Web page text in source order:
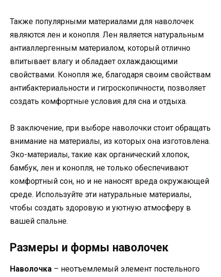
Также популярными материалами для наволочек
являются лен и конопля. Лен является натуральным
антиаллергенным материалом, который отлично
впитывает влагу и обладает охлаждающими
свойствами. Конопля же, благодаря своим свойствам
антибактериальности и гигроскопичности, позволяет
создать комфортные условия для сна и отдыха.
В заключение, при выборе наволочки стоит обращать
внимание на материалы, из которых она изготовлена.
Эко-материалы, такие как органический хлопок,
бамбук, лен и конопля, не только обеспечивают
комфортный сон, но и не наносят вреда окружающей
среде. Используйте эти натуральные материалы,
чтобы создать здоровую и уютную атмосферу в
вашей спальне.
Размеры и формы наволочек
Наволочка – неотъемлемый элемент постельного